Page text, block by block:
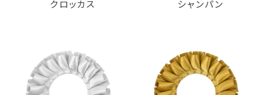
クロッカス シャンパン